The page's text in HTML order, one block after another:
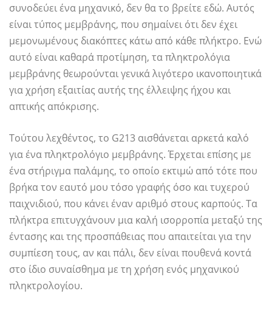
συνοδεύει ένα μηχανικό, δεν θα το βρείτε εδώ. Αυτός
είναι τύπος μεμβράνης, που σημαίνει ότι δεν έχει
μεμονωμένους διακόπτες κάτω από κάθε πλήκτρο. Ενώ
αυτό είναι καθαρά προτίμηση, τα πληκτρολόγια
μεμβράνης θεωρούνται γενικά λιγότερο ικανοποιητικά
για χρήση εξαιτίας αυτής της έλλειψης ήχου και
απτικής απόκρισης.
Τούτου λεχθέντος, το G213 αισθάνεται αρκετά καλό
για ένα πληκτρολόγιο μεμβράνης. Έρχεται επίσης με
ένα στήριγμα παλάμης, το οποίο εκτιμώ από τότε που
βρήκα τον εαυτό μου τόσο γραφής όσο και τυχερού
παιχνιδιού, που κάνει έναν αριθμό στους καρπούς. Τα
πλήκτρα επιτυγχάνουν μια καλή ισορροπία μεταξύ της
έντασης και της προσπάθειας που απαιτείται για την
συμπίεση τους, αν και πάλι, δεν είναι πουθενά κοντά
στο ίδιο συναίσθημα με τη χρήση ενός μηχανικού
πληκτρολογίου.